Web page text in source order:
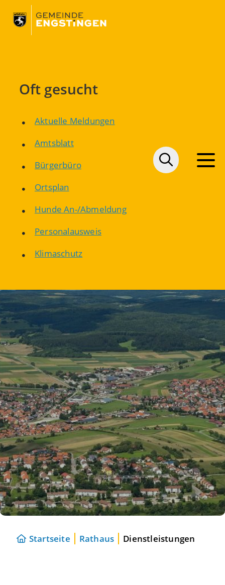
Oft gesucht
Aktuelle Meldungen
Amtsblatt
Bürgerbüro
Ortsplan
Hunde An-/Abmeldung
Personalausweis
Klimaschutz
Startseite Rathaus Dienstleistungen